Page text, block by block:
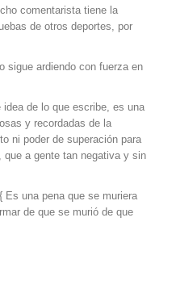
comentarista tiene la
de otros deportes, por
sigue ardiendo con fuerza en
de lo que escribe, es una
y recordadas de la
ni poder de superación para
que a gente tan negativa y sin
{ Es una pena que se muriera
de que se murió de que